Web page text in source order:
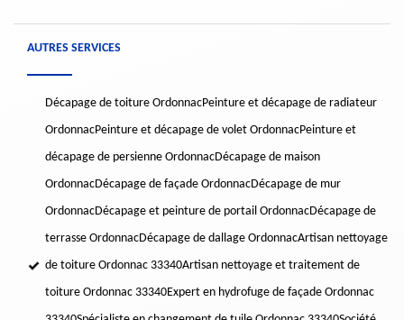
AUTRES SERVICES
Décapage de toiture OrdonnacPeinture et décapage de radiateur
OrdonnacPeinture et décapage de volet OrdonnacPeinture et
décapage de persienne OrdonnacDécapage de maison
OrdonnacDécapage de façade OrdonnacDécapage de mur
OrdonnacDécapage et peinture de portail OrdonnacDécapage de
terrasse OrdonnacDécapage de dallage OrdonnacArtisan nettoyage
de toiture Ordonnac 33340Artisan nettoyage et traitement de
toiture Ordonnac 33340Expert en hydrofuge de façade Ordonnac